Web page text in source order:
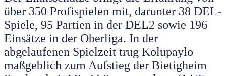
über 350 Profispielen mit, darunter 38 DEL-
Spiele, 95 Partien in der DEL2 sowie 196
Einsätze in der Oberliga. In der
abgelaufenen Spielzeit trug Kolupaylo
maßgeblich zum Aufstieg der Bietigheim